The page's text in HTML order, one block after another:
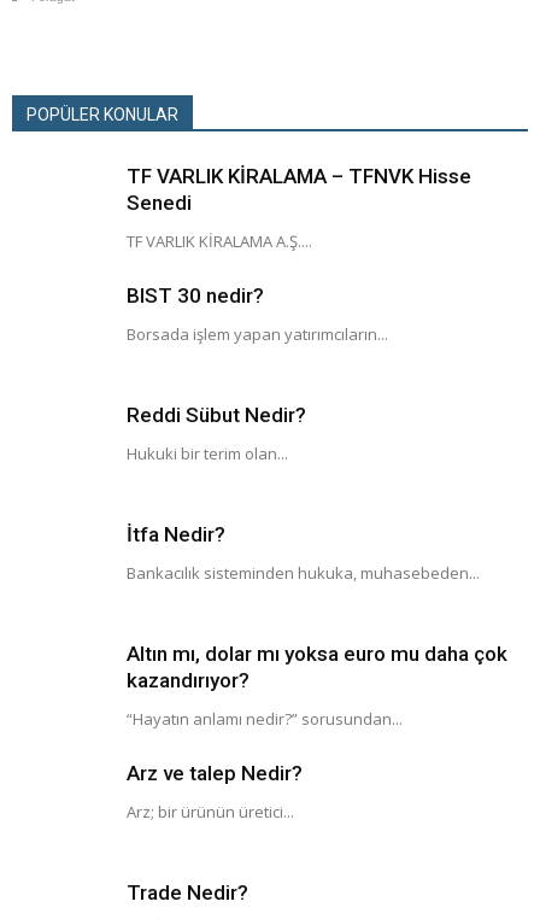
POPÜLER KONULAR
TF VARLIK KİRALAMA – TFNVK Hisse
Senedi
TF VARLIK KİRALAMA A.Ş....
BIST 30 nedir?
Borsada işlem yapan yatırımcıların...
Reddi Sübut Nedir?
Hukuki bir terim olan...
İtfa Nedir?
Bankacılık sisteminden hukuka, muhasebeden...
Altın mı, dolar mı yoksa euro mu daha çok
kazandırıyor?
“Hayatın anlamı nedir?” sorusundan...
Arz ve talep Nedir?
Arz; bir ürünün üretici...
Trade Nedir?